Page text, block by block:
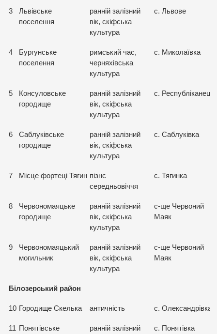
3
Львівське
поселення
ранній залізний
вік, скіфська
культура
с. Львове
4
Бургунське
поселення
римський час,
черняхівська
культура
с. Миколаївка
5
Консуловське
городище
ранній залізний
вік, скіфська
культура
с. Республіканець
6
Саблуківське
городище
ранній залізний
вік, скіфська
культура
с. Саблуківка
7 Місце фортеці Тягин пізнє
середньовіччя
с. Тягинка
8
Червономаяцьке
городище
ранній залізний
вік, скіфська
культура
с-ще Червоний
Маяк
9
Червономаяцький
могильник
ранній залізний
вік, скіфська
культура
с-ще Червоний
Маяк
Білозерський район
10 Городище Скелька античність с. Олександрівка
11 Понятівське
ранній залізний
с. Понятівка